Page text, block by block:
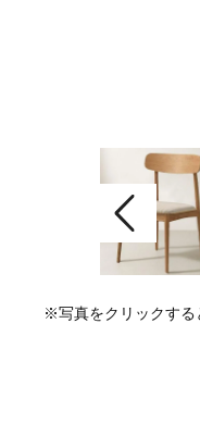
※写真をクリックする